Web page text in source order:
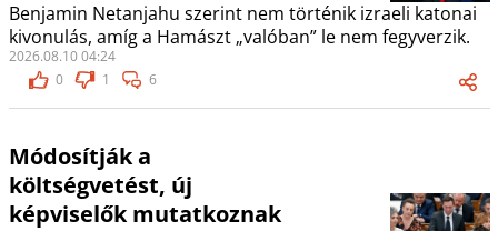
Benjamin Netanjahu szerint nem történik izraeli katonai
kivonulás, amíg a Hamászt „valóban” le nem fegyverzik.
2026.08.10 04:24
0
1 6
Módosítják a
költségvetést, új
képviselők mutatkoznak